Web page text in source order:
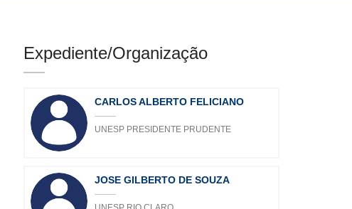
Expediente/Organização
CARLOS ALBERTO FELICIANO
UNESP PRESIDENTE PRUDENTE
JOSE GILBERTO DE SOUZA